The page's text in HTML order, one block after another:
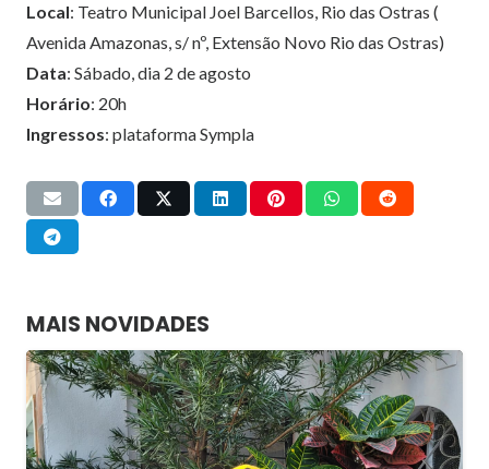
Local: Teatro Municipal Joel Barcellos, Rio das Ostras (
Avenida Amazonas, s/ nº, Extensão Novo Rio das Ostras)
Data: Sábado, dia 2 de agosto
Horário: 20h
Ingressos: plataforma Sympla
MAIS NOVIDADES